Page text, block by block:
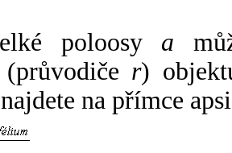
poloosy a
r)
na přímce